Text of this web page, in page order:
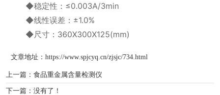
◆稳定性：≤0.003A/3min
◆线性误差：±1.0%
◆尺寸：360X300X125(mm)
文章地址： https://www.spjcyq.cn/zjsjc/734.html
上一篇： 食品重金属含量检测仪
下一篇：没有了！